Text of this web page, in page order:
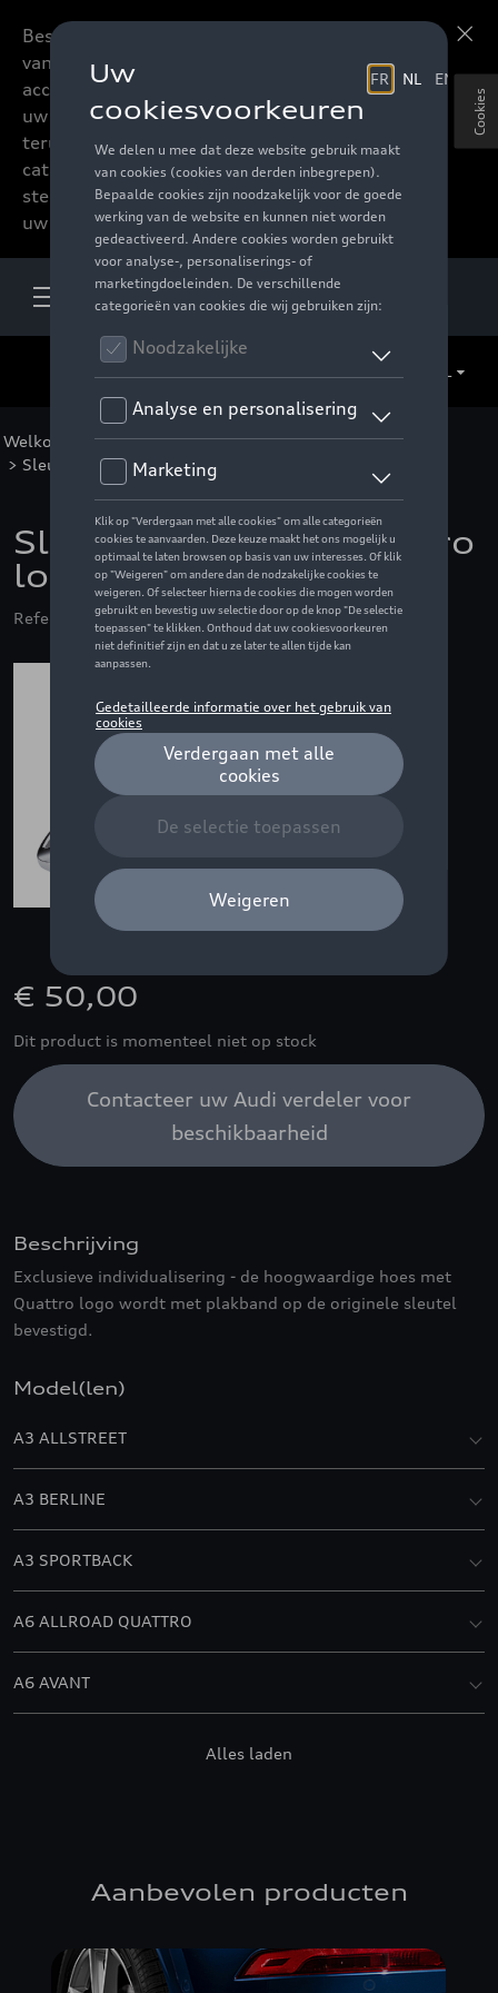
Beste accessoires-lovers,
vanaf nu kan u het hele
accessoire assortiment van
uw favoriete merk
terugvinden in de online
catalogus. Deze kunnen
steeds besteld worden via
uw verdeler.
Welkom Catalogus Audi >Comfort en bescherming
> Sleutelbescherming > Detail
Sleutelhoes met quattro
logo, zilver
Referentie: 4N0071208B Z7G
€ 50,00
Dit product is momenteel niet op stock
Contacteer uw Audi verdeler voor
beschikbaarheid
Beschrijving
Exclusieve individualisering - de hoogwaardige hoes met
Quattro logo wordt met plakband op de originele sleutel
bevestigd.
Model(len)
A3 ALLSTREET
A3 BERLINE
A3 SPORTBACK
A6 ALLROAD QUATTRO
A6 AVANT
E-TRON GT
Alles laden
Aanbevolen producten
Cookies